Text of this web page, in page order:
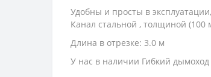
Удобны и просты в
Канал стальной , толщиной (100
Длина в отрезке: 3.0 м
У нас в наличии Гибкий